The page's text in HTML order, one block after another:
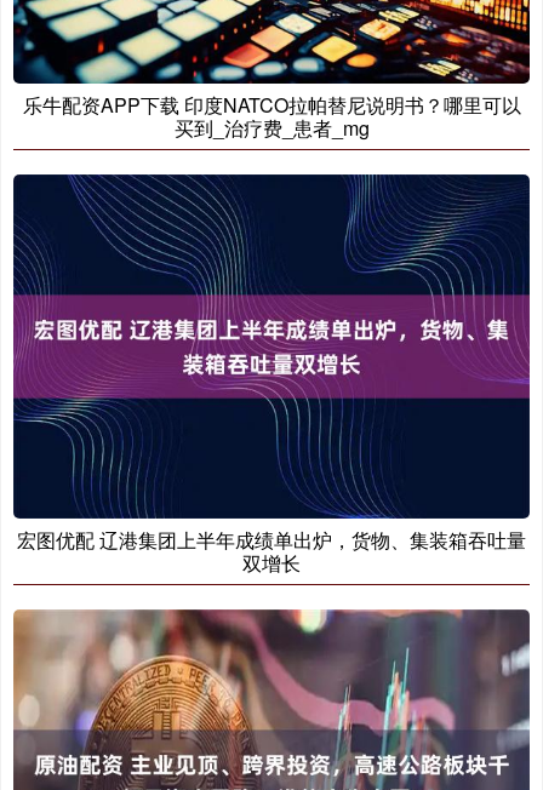
乐牛配资APP下载 印度NATCO拉帕替尼说明书？哪里可以
买到_治疗费_患者_mg
宏图优配 辽港集团上半年成绩单出炉，货物、集装箱吞吐量
双增长